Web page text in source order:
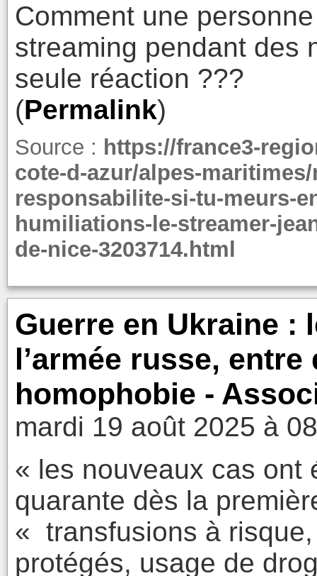
Comment une
streaming pendant des
seule réaction ???
(Permalink)
Source : https://france3-
cote-d-azur/alpes-
responsabilite-si-tu-meurs-
humiliations-le-streamer-
de-nice-3203714.html
Guerre en Ukraine :
l’armée russe, entre
homophobie -
mardi 19 août 2025 à
« les nouveaux cas ont
quarante dès la
« transfusions à
protégés, usage de